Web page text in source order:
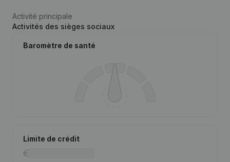
Activité principale
Activités des sièges sociaux
Baromètre de santé
Limite de crédit